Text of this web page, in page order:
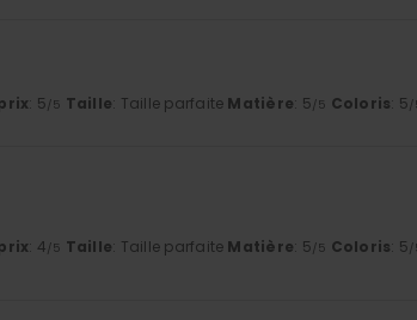
: 5/5 Taille: Taille parfaite Matière: 5/5 Coloris: 5/
: 4/5 Taille: Taille parfaite Matière: 5/5 Coloris: 5/